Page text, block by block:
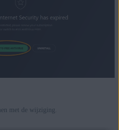
met de wijziging.